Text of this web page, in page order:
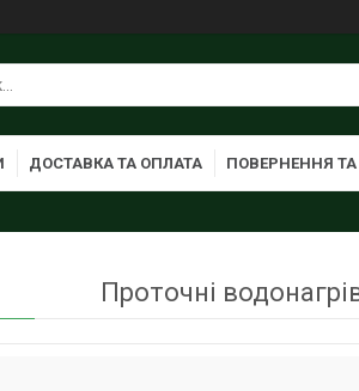
ДОСТАВКА ТА ОПЛАТА ПОВЕРНЕННЯ ТА
Проточні